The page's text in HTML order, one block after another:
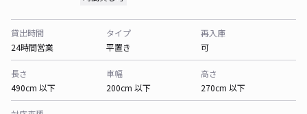
貸出時間
24時間営業
タイプ
平置き
再入庫
可
長さ
490cm 以下
車幅
200cm 以下
高さ
270cm 以下